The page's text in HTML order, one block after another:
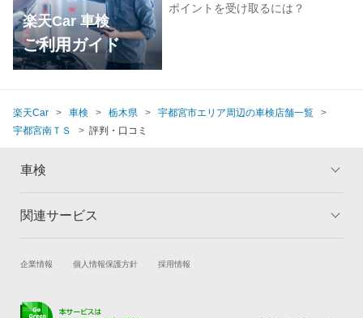
楽天Car 車検
ご利用ガイド
ポイントを受け取るには？
楽天Car 車検 栃木県
宇都宮市エリア周辺の車検店舗一覧
宇都宮南ＴＳ
評判・口コミ
車検
トップ
車検の基礎知識 キャンペーン一覧
関連サービス
試乗・商談 新車購入
キズ修理予約
企業情報 個人情報保護方針 採用情報